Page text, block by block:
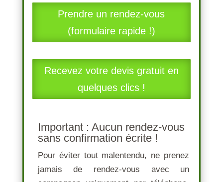
Prendre un rendez-vous
(formulaire rapide !)
Recevez votre devis gratuit en
quelques clics !
Important : Aucun rendez-vous
sans confirmation écrite !
Pour éviter tout malentendu, ne prenez
jamais de rendez-vous avec un